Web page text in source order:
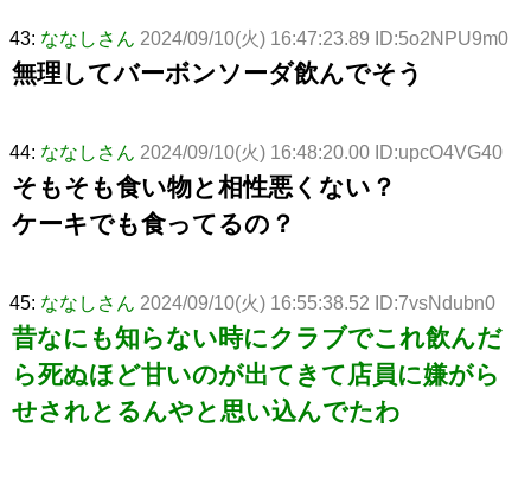
43: ななしさん 2024/09/10(火) 16:47:23.89 ID:5o2NPU9m0
無理してバーボンソーダ飲んでそう
44: ななしさん 2024/09/10(火) 16:48:20.00 ID:upcO4VG40
そもそも食い物と相性悪くない？
ケーキでも食ってるの？
45: ななしさん 2024/09/10(火) 16:55:38.52 ID:7vsNdubn0
昔なにも知らない時にクラブでこれ飲んだ
ら死ぬほど甘いのが出てきて店員に嫌がら
せされとるんやと思い込んでたわ